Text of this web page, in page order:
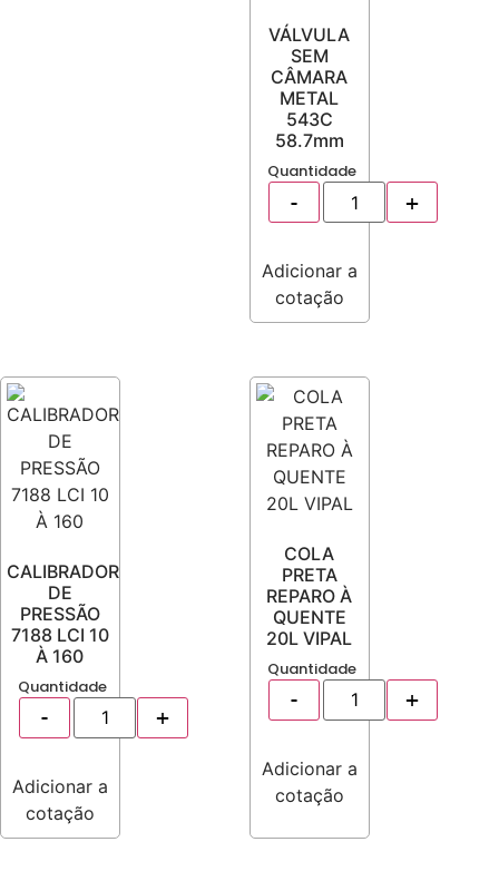
VÁLVULA
SEM
CÂMARA
METAL
543C
58.7mm
Quantidade
Adicionar a
cotação
CALIBRADOR
DE
PRESSÃO
7188 LCI 10
À 160
Quantidade
Adicionar a
cotação
COLA
PRETA
REPARO À
QUENTE
20L VIPAL
Quantidade
Adicionar a
cotação